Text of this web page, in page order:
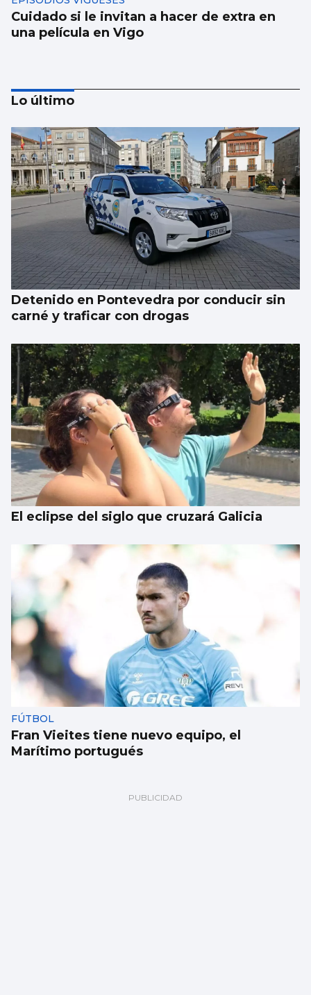
Cuidado si le invitan a hacer de extra en
una película en Vigo
El Puerto pone en marcha el cambio del
“skyline” de Guixar
Lo último
Detenido en Pontevedra por conducir sin
carné y traficar con drogas
El eclipse del siglo que cruzará Galicia
FÚTBOL
Fran Vieites tiene nuevo equipo, el
Marítimo portugués